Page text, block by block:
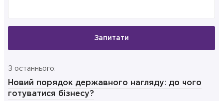
Запитати
З останнього:
Новий порядок державного нагляду: до чого
готуватися бізнесу?